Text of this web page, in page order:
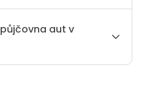
aut v